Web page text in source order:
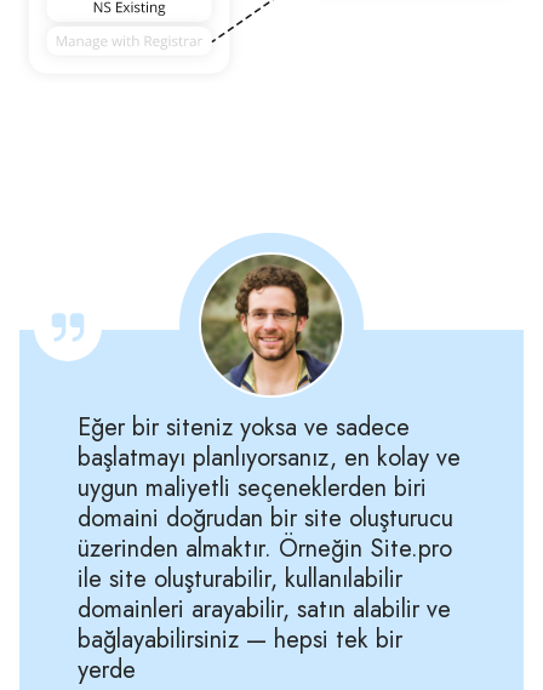
Eğer bir siteniz yoksa ve sadece
başlatmayı planlıyorsanız, en kolay ve
uygun maliyetli seçeneklerden biri
domaini doğrudan bir site oluşturucu
üzerinden almaktır. Örneğin Site.pro
ile site oluşturabilir, kullanılabilir
domainleri arayabilir, satın alabilir ve
bağlayabilirsiniz — hepsi tek bir
yerde